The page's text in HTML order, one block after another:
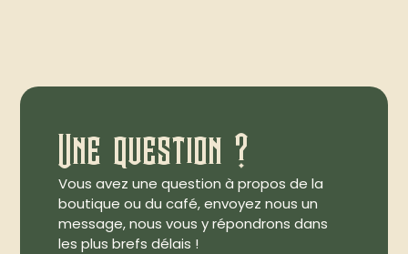
Une question ?
Vous avez une question à propos de la
boutique ou du café, envoyez nous un
message, nous vous y répondrons dans
les plus brefs délais !